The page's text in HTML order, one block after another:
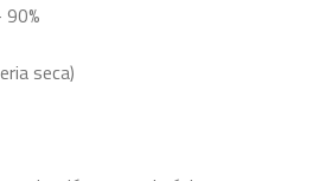
seca)